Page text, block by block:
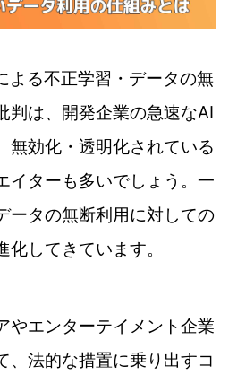
よる不正学習・データの無
判は、開発企業の急速なAI
無効化・透明化されている
イターも多いでしょう。一
ータの無断利用に対しての
してきています。
やエンターテイメント企業
、法的な措置に乗り出すコ